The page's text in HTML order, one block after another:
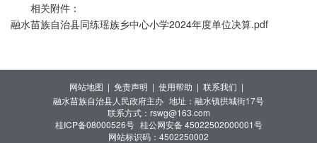
相关附件：
融水苗族自治县同练瑶族乡中心小学2024年度单位决算.pdf
网站地图 | 免责声明 | 使用帮助 | 联系我们 |
融水苗族自治县人民政府主办 地址：融水镇拱城街17号
联系方式：rswg@163.com
桂ICP备08000526号 桂公网安备 45022502000001号
网站标识码：4502250002